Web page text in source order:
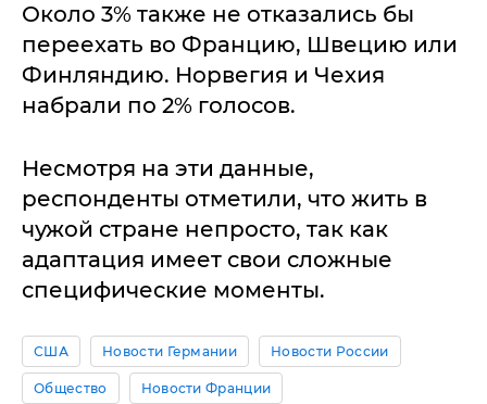
Около 3% также не отказались бы
переехать во Францию, Швецию или
Финляндию. Норвегия и Чехия
набрали по 2% голосов.
Несмотря на эти данные,
респонденты отметили, что жить в
чужой стране непросто, так как
адаптация имеет свои сложные
специфические моменты.
США Новости Германии Новости России
Общество Новости Франции